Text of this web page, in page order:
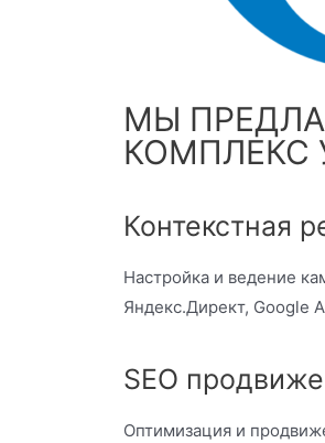
МЫ
КОМПЛЕКС
Контекстная
Настройка и ведение
Яндекс.Директ, Google
SEO
Оптимизация и